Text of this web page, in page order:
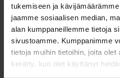
tukemiseen ja
jaamme sosiaalisen median,
alan kumppaneillemme tietoja
sivustoamme. Kumppanimme
tietoja muihin tietoihin, joita olet
kerätty, kun olet käyttänyt
osallistavia ja informatiivisia.
Miten mukaan?
Voit kysyä lisää ja/tai